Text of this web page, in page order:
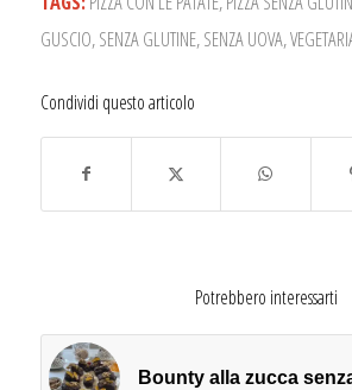
GUSCIO,SENZA GLUTINE,SENZA UOVA,
Condividi questo articolo
Potrebbero interessarti
Bounty alla zucca